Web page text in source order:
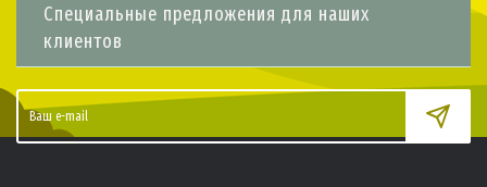
Специальные предложения для наших
клиентов